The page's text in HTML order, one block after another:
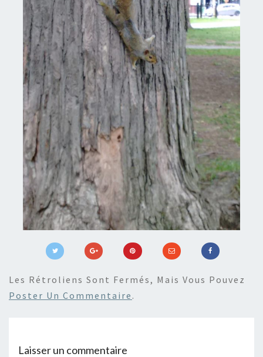
Les Rétroliens Sont Fermés, Mais Vous Pouvez
Poster Un Commentaire .
Laisser un commentaire